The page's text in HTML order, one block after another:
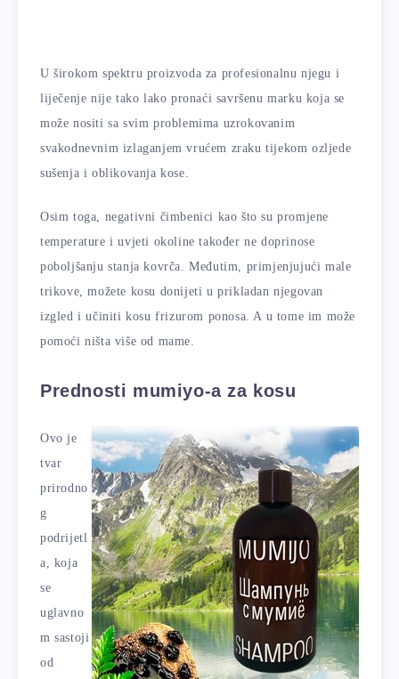
U širokom spektru proizvoda za profesionalnu njegu i
liječenje nije tako lako pronaći savršenu marku koja se
može nositi sa svim problemima uzrokovanim
svakodnevnim izlaganjem vrućem zraku tijekom ozljede
sušenja i oblikovanja kose.
Osim toga, negativni čimbenici kao što su promjene
temperature i uvjeti okoline također ne doprinose
poboljšanju stanja kovrča. Međutim, primjenjujući male
trikove, možete kosu donijeti u prikladan njegovan
izgled i učiniti kosu frizurom ponosa. A u tome im može
pomoći ništa više od mame.
Prednosti mumiyo-a za kosu
Ovo je
tvar
prirodno
g
podrijetl
a, koja
se
uglavno
m sastoji
od